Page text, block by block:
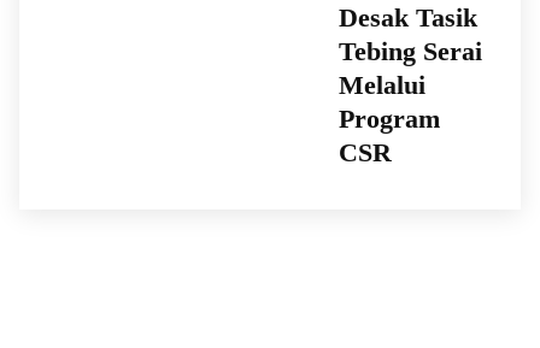
Desak Tasik
Tebing Serai
Melalui
Program
CSR